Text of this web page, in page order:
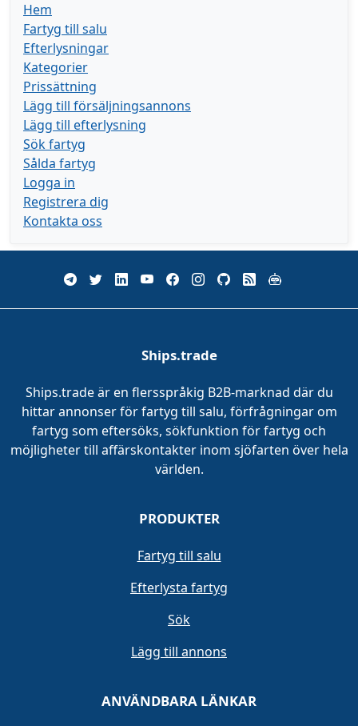
Hem
Fartyg till salu
Efterlysningar
Kategorier
Prissättning
Lägg till försäljningsannons
Lägg till efterlysning
Sök fartyg
Sålda fartyg
Logga in
Registrera dig
Kontakta oss
Ships.trade
Ships.trade är en flersspråkig B2B-marknad där du
hittar annonser för fartyg till salu, förfrågningar om
fartyg som eftersöks, sökfunktion för fartyg och
möjligheter till affärskontakter inom sjöfarten över hela
världen.
PRODUKTER
Fartyg till salu
Efterlysta fartyg
Sök
Lägg till annons
ANVÄNDBARA LÄNKAR